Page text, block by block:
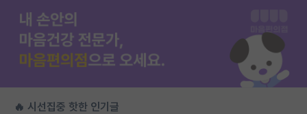
🔥 시선집중 핫한 인기글